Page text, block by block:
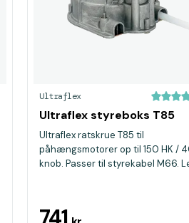
Ultraflex
Ultraflex styreboks T85
Ultraflex ratskrue T85 til
påhængsmotorer op til 150 HK /
knob. Passer til styrekabel M66.